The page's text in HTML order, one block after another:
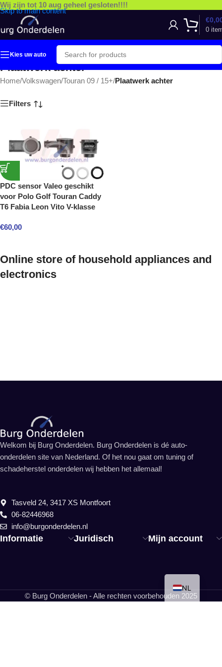
Skip to main content
Wij zijn tot 10 aug geheel gesloten!!!!
0
€
Kies uw auto
Plaatwerk achter
Home/Volkswagen/Touran 09 / 15+/Plaatwerk achter
Filters
PDC sensor Valeo geschikt
voor Polo Golf Touran Caddy
T6 Fabia Leon Vito V-klasse
€60,00
Online store of household appliances and
electronics
Informatie Juridisch Mijn account
Welkom bij Burg Onderdelen. Burg Onderdelen is dé auto-
onderdelen site van Nederland. Of het nou gaat om tuning of
schadeherstel onderdelen wij hebben het allemaal!
Tasveld 24, 3417 XS Montfoort
06-82446968
info@burgonderdelen.nl
© Burg Onderdelen - Alle rechten voorbehouden 2025
NL